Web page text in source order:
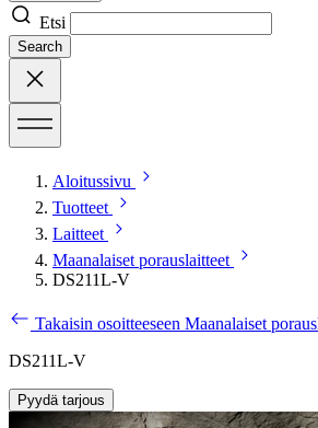
Etsi
Search
Aloitussivu
Tuotteet
Laitteet
Maanalaiset porauslaitteet
DS211L-V
Takaisin osoitteeseen Maanalaiset
DS211L-V
Pyydä tarjous